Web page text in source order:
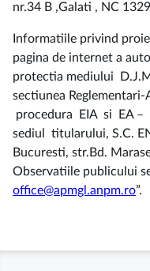
nr.34 B ,Galati , NC
Informatiile privind
pagina de internet a
protectia mediului
sectiunea
procedura EIA si EA –
sediul titularului, S.C.
Bucuresti, str.Bd.
Observatiile publicului
office@apmgl.anpm.ro”.